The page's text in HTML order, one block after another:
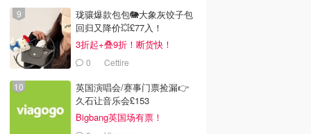
珑骧爆款包包🐘大象灰饺子包
回归又降价💥£77入！
3折起+叠9折！断货快！
0 Cettire
英国演唱会/赛事门票捡漏👉
久石让音乐会£153
Bigbang英国场有票！